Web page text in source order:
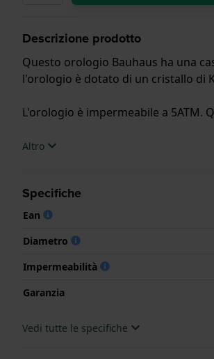
Descrizione prodotto
Questo orologio Bauhaus ha una
l'orologio è dotato di un cristallo di
L'orologio è impermeabile a 5ATM.
.Altro
Specifiche
Ean
Diametro
Impermeabilità
Garanzia
Vedi tutte le specifiche